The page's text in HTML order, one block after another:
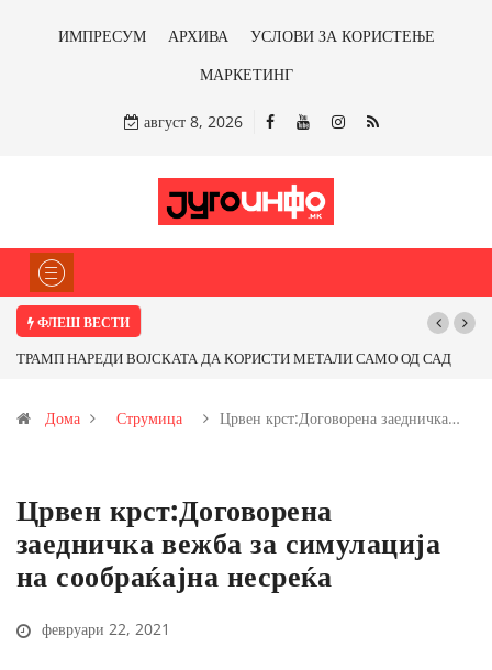
ИМПРЕСУМ АРХИВА
УСЛОВИ ЗА КОРИСТЕЊЕ
МАРКЕТИНГ
август 8, 2026
ФЛЕШ ВЕСТИ
ТРАМП НАРЕДИ ВОЈСКАТА ДА КОРИСТИ МЕТАЛИ САМО ОД САД
Иловица и со антимонот?
Дома Струмица Црвен крст:Договорена заедничка…
Црвен крст:Договорена
заедничка вежба за симулација
на сообраќајна несреќа
февруари 22, 2021